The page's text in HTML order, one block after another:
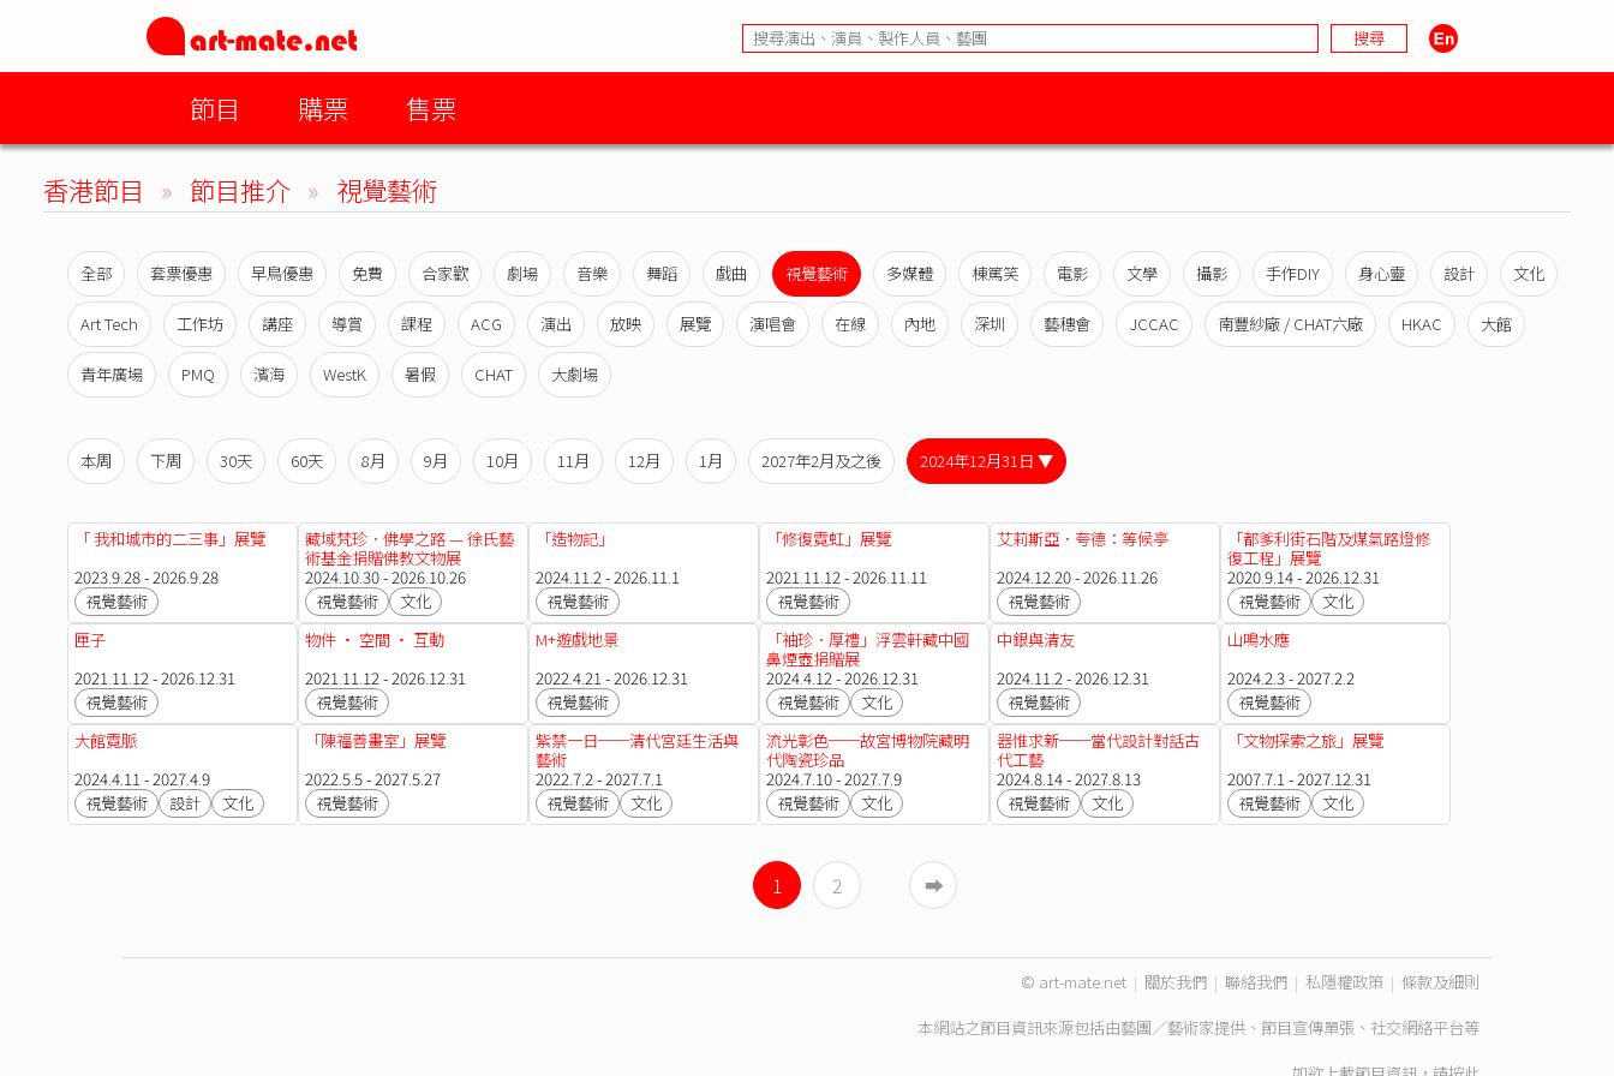
節目 購票 售票
香港節目 » 節目推介 » 視覺藝術
全部 套票優惠 早鳥優惠 免費 合家歡 劇場 音樂 舞蹈 戲曲 視覺藝術 多媒體 棟篤笑 電影 文學 攝影 手作DIY 身心靈 設計 文化
Art Tech 工作坊 講座 導賞 課程 ACG 演出 放映 展覽 演唱會 在線 內地 深圳 藝穗會 JCCAC 南豐紗廠 / CHAT六廠 HKAC 大館
青年廣場 PMQ 濱海 WestK 暑假 CHAT 大劇場
本周 下周 30天 60天 8月 9月 10月 11月 12月 1月 2027年2月及之後 2024年12月31日 ▼
「 我和城市的二三事」展覽
2023.9.28 - 2026.9.28
視覺藝術
藏域梵珍．佛學之路 — 徐氏藝
術基金捐贈佛教文物展
2024.10.30 - 2026.10.26
視覺藝術
文化
「造物記」
2024.11.2 - 2026.11.1
視覺藝術
「修復霓虹」展覽
2021.11.12 - 2026.11.11
視覺藝術
艾莉斯亞．夸德：等候亭
2024.12.20 - 2026.11.26
視覺藝術
「都爹利街石階及煤氣路燈修
復工程」展覽
2020.9.14 - 2026.12.31
視覺藝術
文化
匣子
2021.11.12 - 2026.12.31
視覺藝術
物件 · 空間 · 互動
2021.11.12 - 2026.12.31
視覺藝術
M+遊戲地景
2022.4.21 - 2026.12.31
視覺藝術
「袖珍．厚禮」浮雲軒藏中國
鼻煙壺捐贈展
2024.4.12 - 2026.12.31
視覺藝術
文化
中銀與清友
2024.11.2 - 2026.12.31
視覺藝術
山鳴水應
2024.2.3 - 2027.2.2
視覺藝術
大館霓脈
2024.4.11 - 2027.4.9
視覺藝術
設計 文化
「陳福善畫室」展覽
2022.5.5 - 2027.5.27
視覺藝術
紫禁一日──清代宮廷生活與
藝術
2022.7.2 - 2027.7.1
視覺藝術
文化
流光彰色──故宮博物院藏明
代陶瓷珍品
2024.7.10 - 2027.7.9
視覺藝術
文化
器惟求新──當代設計對話古
代工藝
2024.8.14 - 2027.8.13
視覺藝術
文化
「文物探索之旅」展覽
2007.7.1 - 2027.12.31
視覺藝術
文化
1 2 ➡︎
© art-mate.net | 關於我們 | 聯絡我們 | 私隱權政策 | 條款及細則
本網站之節目資訊來源包括由藝團／藝術家提供、節目宣傳單張、社交網絡平台等